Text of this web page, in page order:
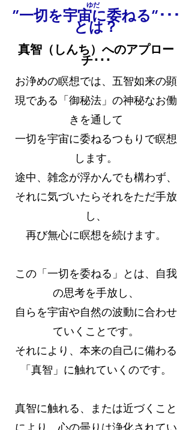
ゆだ
”一切を宇宙に委ねる”･･･
とは？
真智（しんち）へのアプロー
チ･･･
お浄めの瞑想では、五智如来の顕
現である「御秘法」の神秘なお働
きを通して
一切を宇宙に委ねるつもりで瞑想
します。
途中、雑念が浮かんでも構わず、
それに気づいたらそれをただ手放
し、
再び無心に瞑想を続けます。
この「一切を委ねる」とは、自我
の思考を手放し、
自らを宇宙や自然の波動に合わせ
ていくことです。
それにより、本来の自己に備わる
「真智」に触れていくのです。
真智に触れる、または近づくこと